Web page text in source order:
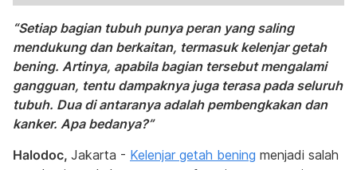
“Setiap bagian tubuh punya peran yang saling
mendukung dan berkaitan, termasuk kelenjar getah
bening. Artinya, apabila bagian tersebut mengalami
gangguan, tentu dampaknya juga terasa pada seluruh
tubuh. Dua di antaranya adalah pembengkakan dan
kanker. Apa bedanya?”
Halodoc, Jakarta - Kelenjar getah bening menjadi salah